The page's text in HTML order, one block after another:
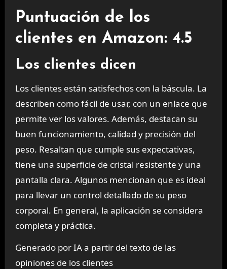
Puntuación de los
clientes en Amazon: 4.5
Los clientes dicen
Los clientes están satisfechos con la báscula. La
describen como fácil de usar, con un enlace que
permite ver los valores. Además, destacan su
buen funcionamiento, calidad y precisión del
peso. Resaltan que cumple sus expectativas,
tiene una superficie de cristal resistente y una
pantalla clara. Algunos mencionan que es ideal
para llevar un control detallado de su peso
corporal. En general, la aplicación se considera
completa y práctica.
Generado por IA a partir del texto de las
opiniones de los clientes